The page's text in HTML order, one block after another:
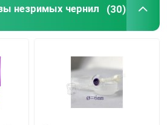
незримых чернил (30)